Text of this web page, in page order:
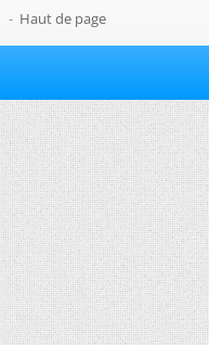
- Haut de page